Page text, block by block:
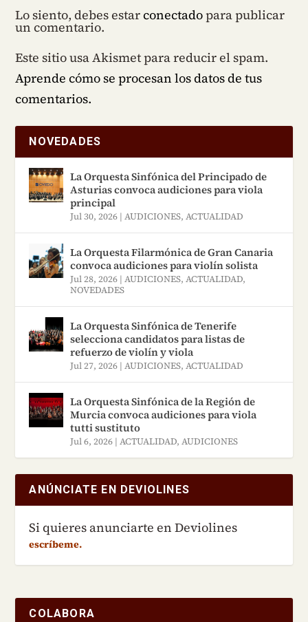
Lo siento, debes estarconectadopara publicar
un comentario.
Este sitio usa Akismet para reducir el spam.
Aprende cómo se procesan los datos de tus
comentarios.
NOVEDADES
La Orquesta Sinfónica del Principado de
Asturias convoca audiciones para viola
principal
Jul 30, 2026 |AUDICIONES,ACTUALIDAD
La Orquesta Filarmónica de Gran Canaria
convoca audiciones para violín solista
Jul 28, 2026 |AUDICIONES,ACTUALIDAD,
NOVEDADES
La Orquesta Sinfónica de Tenerife
selecciona candidatos para listas de
refuerzo de violín y viola
Jul 27, 2026 |AUDICIONES,ACTUALIDAD
La Orquesta Sinfónica de la Región de
Murcia convoca audiciones para viola
tutti sustituto
Jul 6, 2026 |ACTUALIDAD,AUDICIONES
ANÚNCIATE EN DEVIOLINES
Si quieres anunciarte en Deviolines
escríbeme.
COLABORA